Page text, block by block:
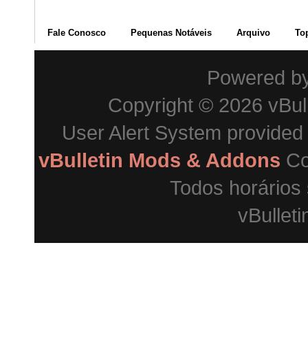
Fale Conosco Pequenas Notáveis Arquivo
Powered
Copyright © 2026
User Alert System
vBulletin Mods & Addons
Todos